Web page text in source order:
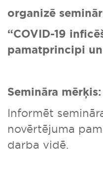
organizē
“COVID-19
pamatprincipi
Semināra mērķis:
Informēt
novērtējuma
darba vidē.